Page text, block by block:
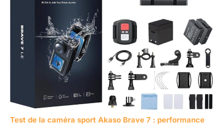
Test de la caméra sport Akaso Brave 7 : performance